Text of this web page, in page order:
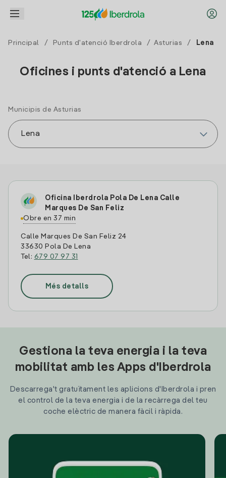
Principal / Punts d'atenció Iberdrola / Asturias / Lena
Oficines i punts d'atenció a Lena
Municipis de Asturias
Oficina Iberdrola Pola De Lena Calle
Marques De San Feliz
Obre en 37 min
Calle Marques De San Feliz 24
33630 Pola De Lena
Tel: 679 07 97 31
Més detalls
Gestiona la teva energia i la teva
mobilitat amb les Apps d'Iberdrola
Descarrega't gratuïtament les aplicions d'Iberdrola i pren
el control de la teva energia i de la recàrrega del teu
coche elèctric de manera fàcil i ràpida.